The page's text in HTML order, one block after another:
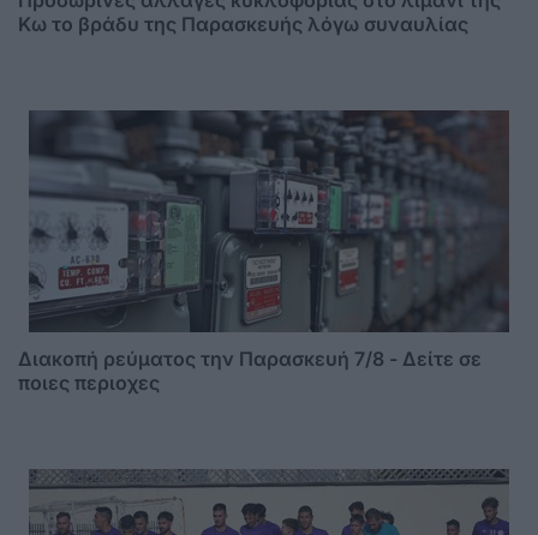
Κω το βράδυ της Παρασκευής λόγω συναυλίας
Διακοπή ρεύματος την Παρασκευή 7/8 - Δείτε σε
ποιες περιοχες